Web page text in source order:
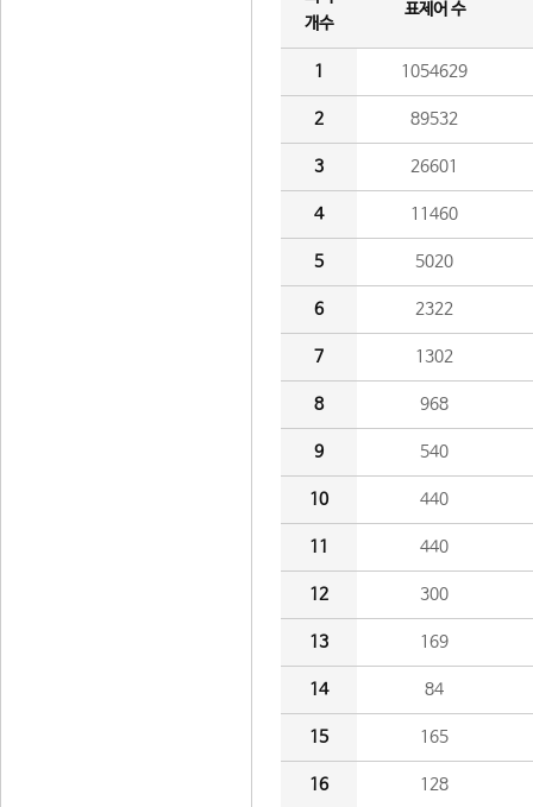
개수
표제어 수
1 1054629
2 89532
3 26601
4 11460
5 5020
6 2322
7 1302
8 968
9 540
10 440
11 440
12 300
13 169
14 84
15 165
16 128